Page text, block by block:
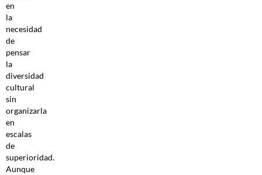
en
la
necesidad
de
pensar
la
diversidad
cultural
sin
organizarla
en
escalas
de
superioridad.
Aunque